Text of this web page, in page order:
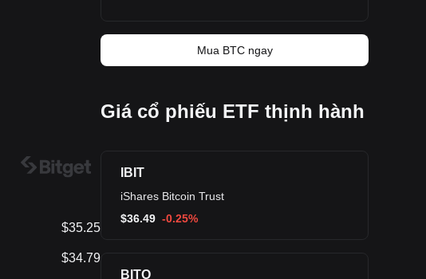
$35.25
$34.79
Mua BTC ngay
Giá cổ phiếu ETF thịnh hành
IBIT
iShares Bitcoin Trust
$36.49 -0.25%
BITO